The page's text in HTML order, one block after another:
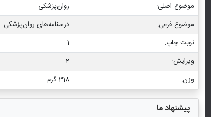
موضوع اصلی:
روان‌پزشکی
موضوع فرعی:
درسنامه‌‏های روان‏‌پزشکی
نوبت چاپ:
1
ویرایش:
2
وزن:
318 گرم
پیشنهاد ما